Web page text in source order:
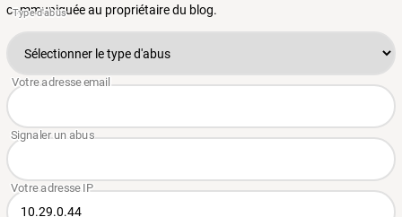
communiquée au propriétaire du blog.